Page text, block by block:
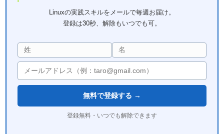
Linuxの実践スキルをメールで毎週お届け。
登録は30秒、解除もいつでも可。
無料で登録する →
登録無料・いつでも解除できます